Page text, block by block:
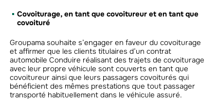
Covoiturage, en tant que covoitureur et en tant que
covoituré
Groupama souhaite s’engager en faveur du covoiturage
et affirmer que les clients titulaires d’un contrat
automobile Conduire réalisant des trajets de covoiturage
avec leur propre véhicule sont couverts en tant que
covoitureur ainsi que leurs passagers covoiturés qui
bénéficient des mêmes prestations que tout passager
transporté habituellement dans le véhicule assuré.